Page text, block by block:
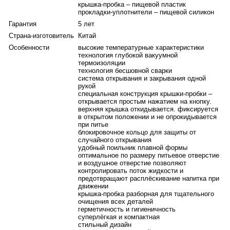
лёгкого нажатия на кнопку, при этом крышка автоматически
откидывается на 190 градусов, фиксируется в открытом
положении и не опрокидывается при питье. В закрытом
положении крышка дополнительно фиксируется специальным
блокировочным кольцом во избежание случайного
открывания. Крышка-пробка разбирается, чтобы можно было
тщательно вымыть все детали.
Инновационная технология создания глубокого вакуума в
межстеночном пространстве термоса, разработанная
производителем, обеспечивает сохранение напитков
горячими или холодными длительное время. За счет
вакуумной термоизоляции стальной корпус никогда не
нагреется от горячих напитков, поэтому термокружку
комфортно держать в руке без опасений обжечься.
Стильный дизайн термокружки дополняет матовое покрытие
песочного цвета, отличающееся устойчивостью к истираниям.
Лёгкий и компактный, комфортный и надёжный, стильный и
современный термос JOK-500 SDBE – идеальное решение
для повседневного использования, позволит утолять жажду,
где бы вы ни находились – по дороге в офис или домой, на
прогулке или в путешествии, на тренировках или в компании
друзей в минуты отдыха.
крышка-пробка – пищевой пластик
прокладки-уплотнители – пищевой силикон
Гарантия
5 лет
Страна-изготовитель Китай
Особенности
высокие температурные характеристики
технология глубокой вакуумной
термоизоляции
технология бесшовной сварки
система открывания и закрывания одной
рукой
специальная конструкция крышки-пробки –
открывается простым нажатием на кнопку.
верхняя крышка откидывается. фиксируется
в открытом положении и не опрокидывается
при питье
блокировочное кольцо для защиты от
случайного открывания
удобный поильник плавной формы
оптимальное по размеру питьевое отверстие
и воздушное отверстие позволяют
контролировать поток жидкости и
предотвращают расплёскивание напитка при
движении
крышка-пробка разборная для тщательного
очищения всех деталей
герметичность и гигиеничность
суперлёгкая и компактная
стильный дизайн